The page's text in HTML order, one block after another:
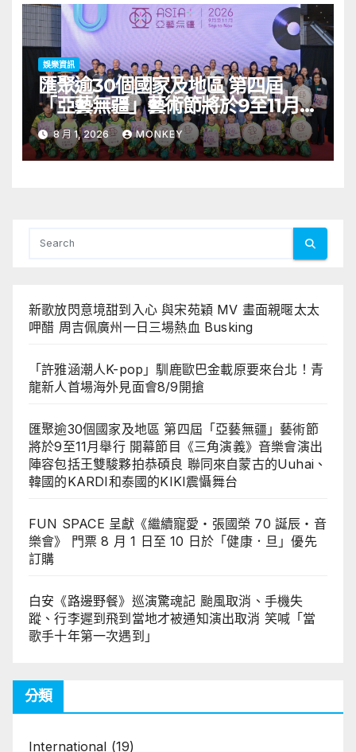
娛樂資訊
匯聚逾30個國家及地區 第四屆
「亞藝無疆」藝術節將於9至11月舉
行 開幕節目《三角演義》音樂會演
出陣容包括王雙駿夥拍恭碩良 聯同
來自蒙古的Uuhai、韓國的KARDI
8 月 1, 2026 MONKEY
新歌放閃意境甜到入心 與宋苑穎 MV 畫面親暱太太
呷醋 周吉佩廣州一日三場熱血 Busking
「許雅涵潮人K-pop」馴鹿歐巴金載原要來台北！青
龍新人首場海外見面會8/9開搶
匯聚逾30個國家及地區 第四屆「亞藝無疆」藝術節
將於9至11月舉行 開幕節目《三角演義》音樂會演出
陣容包括王雙駿夥拍恭碩良 聯同來自蒙古的Uuhai、
韓國的KARDI和泰國的KIKI震懾舞台
FUN SPACE 呈獻《繼續寵愛・張國榮 70 誕辰・音
樂會》 門票 8 月 1 日至 10 日於「健康．旦」優先
訂購
白安《路邊野餐》巡演驚魂記 颱風取消、手機失
蹤、行李遲到飛到當地才被通知演出取消 笑喊「當
歌手十年第一次遇到」
分類
International (19)